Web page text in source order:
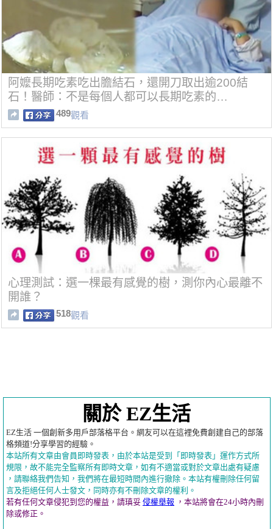
阿嬤長期吃素吃出膽結石，還開刀取出逾200結
石！醫師：不是每個人都可以長期吃素的…
489觀看
心理測試：選一棵最有感覺的樹，測你內心最離不
開誰？
518觀看
關於 EZ生活
EZ生活 一個創新多用戶部落格平台。網友可以在這裡免費創建自己的部落
格頻道!分享學習的經驗。
本站所有文章由會員即時發表，由於本站是受到「即時發表」運作方式所
規限，故不能完全監察所有即時文章，如有不適當或對於文章出處有疑慮
，請聯絡我們告知，我們將在最短時間內進行撤除。本站有權刪除任何留
言及拒絕任何人士發文，同時亦有不刪除文章的權利。
若有任何文章侵犯到您的權益，請瑱妥 侵權舉報 ，本站將會在24小時內刪
除或修正。